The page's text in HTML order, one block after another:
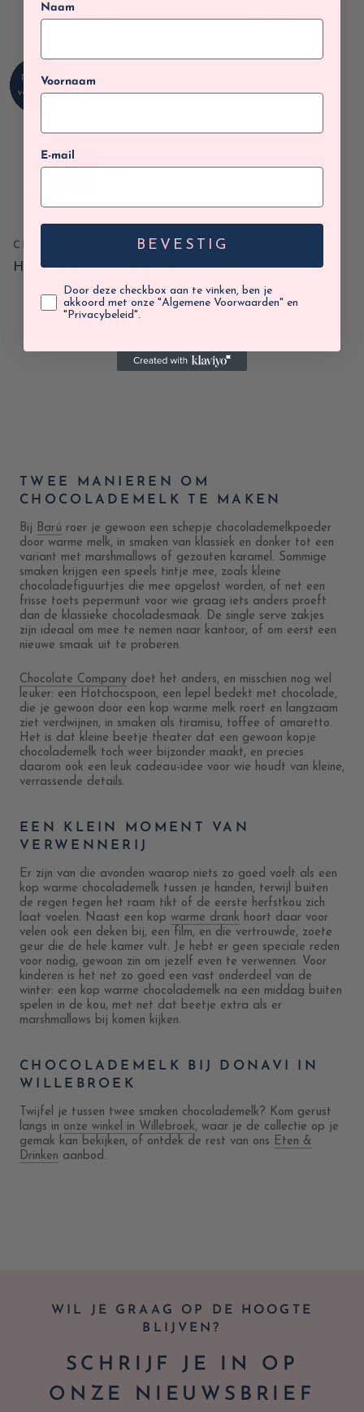
250g
€10,95
Hazelnoot & Caramel
€3,40
CHOCOLATE COMPANY
HOTCHOCSPOON Lepel
met witte Chocolade,
Vanilla crunchy cookie
€340,00
TWEE MANIEREN OM
CHOCOLADEMELK TE MAKEN
Bij Barú roer je gewoon een schepje chocolademelkpoeder
door warme melk, in smaken van klassiek en donker tot een
variant met marshmallows of gezouten karamel. Sommige
smaken krijgen een speels tintje mee, zoals kleine
chocoladefiguurtjes die mee opgelost worden, of net een
frisse toets pepermunt voor wie graag iets anders proeft
dan de klassieke chocoladesmaak. De single serve zakjes
zijn ideaal om mee te nemen naar kantoor, of om eerst een
nieuwe smaak uit te proberen.
Chocolate Company doet het anders, en misschien nog wel
leuker: een Hotchocspoon, een lepel bedekt met chocolade,
die je gewoon door een kop warme melk roert en langzaam
ziet verdwijnen, in smaken als tiramisu, toffee of amaretto.
Het is dat kleine beetje theater dat een gewoon kopje
chocolademelk toch weer bijzonder maakt, en precies
daarom ook een leuk cadeau-idee voor wie houdt van kleine,
verrassende details.
EEN KLEIN MOMENT VAN
VERWENNERIJ
Er zijn van die avonden waarop niets zo goed voelt als een
kop warme chocolademelk tussen je handen, terwijl buiten
de regen tegen het raam tikt of de eerste herfstkou zich
laat voelen. Naast een kop warme drank hoort daar voor
velen ook een deken bij, een film, en die vertrouwde, zoete
geur die de hele kamer vult. Je hebt er geen speciale reden
voor nodig, gewoon zin om jezelf even te verwennen. Voor
kinderen is het net zo goed een vast onderdeel van de
winter: een kop warme chocolademelk na een middag buiten
spelen in de kou, met net dat beetje extra als er
marshmallows bij komen kijken.
CHOCOLADEMELK BIJ DONAVI IN
WILLEBROEK
Twijfel je tussen twee smaken chocolademelk? Kom gerust
langs in onze winkel in Willebroek, waar je de collectie op je
gemak kan bekijken, of ontdek de rest van ons Eten &
Drinken aanbod.
WIL JE GRAAG OP DE HOOGTE
BLIJVEN?
SCHRIJF JE IN OP
ONZE NIEUWSBRIEF
Naam
Voornaam
E-mail
BEVESTIG
Door deze checkbox aan te vinken, ben je
akkoord met onze "Algemene Voorwaarden" en
"Privacybeleid".